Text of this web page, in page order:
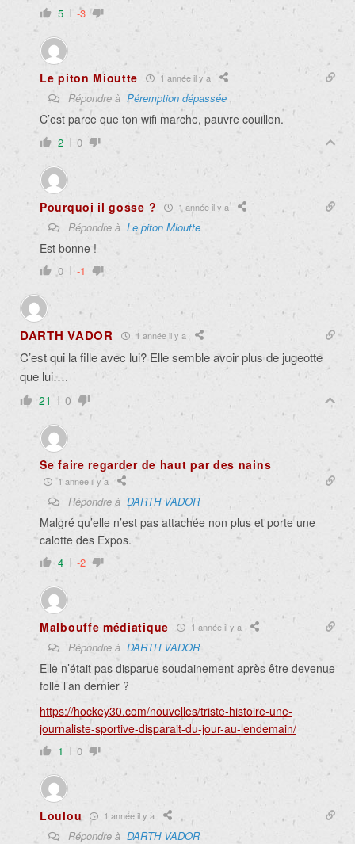
5 -3
Le piton Mioutte 1 année il y a
Répondre à Péremption dépassée
C’est parce que ton wifi marche, pauvre couillon.
2 0
Pourquoi il gosse ? 1 année il y a
Répondre à Le piton Mioutte
Est bonne !
0 -1
DARTH VADOR 1 année il y a
C’est qui la fille avec lui? Elle semble avoir plus de jugeotte
que lui….
21 0
Se faire regarder de haut par des nains
1 année il y a
Répondre à DARTH VADOR
Malgré qu’elle n’est pas attachée non plus et porte une
calotte des Expos.
4 -2
Malbouffe médiatique 1 année il y a
Répondre à DARTH VADOR
Elle n’était pas disparue soudainement après être devenue
folle l’an dernier ?
https://hockey30.com/nouvelles/triste-histoire-une-
journaliste-sportive-disparait-du-jour-au-lendemain/
1 0
Loulou 1 année il y a
Répondre à DARTH VADOR